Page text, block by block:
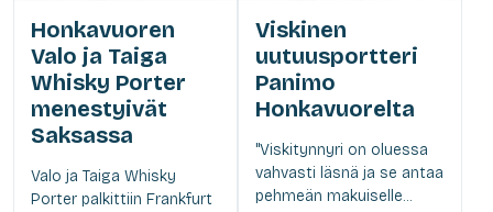
Honkavuoren
Valo ja Taiga
Whisky Porter
menestyivät
Saksassa
Valo ja Taiga Whisky
Porter palkittiin Frankfurt
Viskinen
uutuusportteri
Panimo
Honkavuorelta
"Viskitynnyri on oluessa
vahvasti läsnä ja se antaa
pehmeän makuiselle...